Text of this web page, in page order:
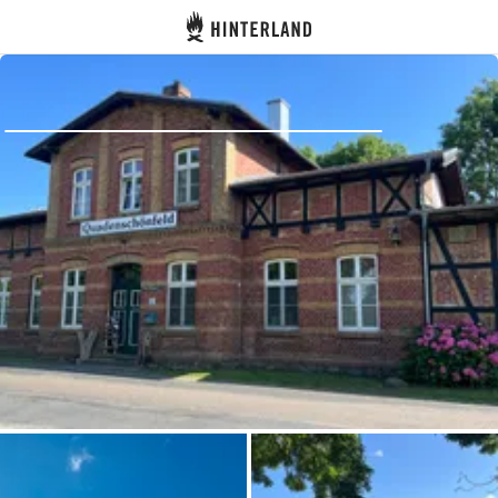
Hinterland
Se connecter
Créer un compte
Devenir hôte·sse
Emplacements
Hébergements